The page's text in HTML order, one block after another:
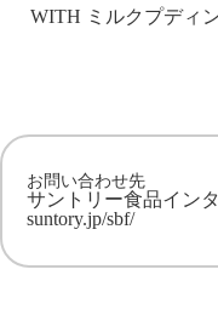
WITH ミルクプディ
お問い合わせ先
サントリー食品イン
suntory.jp/sbf/